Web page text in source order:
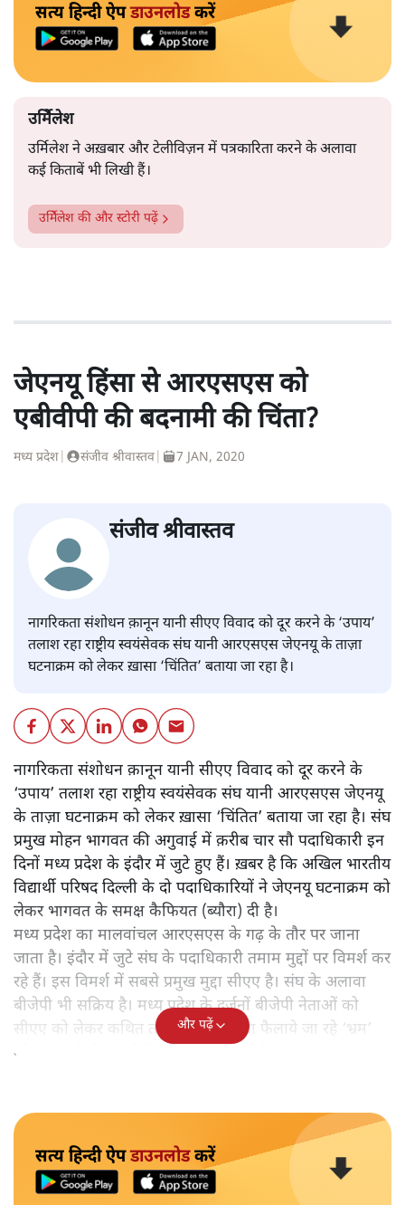
सत्य हिन्दी ऐपडाउनलोडकरें
उर्मिेलेश
उर्मिलेश ने अख़बार और टेलीविज़न में पत्रकारिता करने के अलावा
कई किताबें भी लिखी हैं।
उर्मिेलेश की और स्टोरी पढ़ें
जेएनयू हिंसा से आरएसएस को
एबीवीपी की बदनामी की चिंता?
मध्य प्रदेश संजीव श्रीवास्तव 7 JAN, 2020
संजीव श्रीवास्तव
नागरिकता संशोधन क़ानून यानी सीएए विवाद को दूर करने के ‘उपाय’
तलाश रहा राष्ट्रीय स्वयंसेवक संघ यानी आरएसएस जेएनयू के ताज़ा
घटनाक्रम को लेकर ख़ासा ‘चिंतित’ बताया जा रहा है।
नागरिकता संशोधन क़ानून यानी सीएए विवाद को दूर करने के
‘उपाय’ तलाश रहा राष्ट्रीय स्वयंसेवक संघ यानी आरएसएस जेएनयू
के ताज़ा घटनाक्रम को लेकर ख़ासा ‘चिंतित’ बताया जा रहा है। संघ
प्रमुख मोहन भागवत की अगुवाई में क़रीब चार सौ पदाधिकारी इन
दिनों मध्य प्रदेश के इंदौर में जुटे हुए हैं। ख़बर है कि अखिल भारतीय
विद्यार्थी परिषद दिल्ली के दो पदाधिकारियों ने जेएनयू घटनाक्रम को
लेकर भागवत के समक्ष कैफियत (ब्यौरा) दी है।
मध्य प्रदेश का मालवांचल आरएसएस के गढ़ के तौर पर जाना
जाता है। इंदौर में जुटे संघ के पदाधिकारी तमाम मुद्दों पर विमर्श कर
रहे हैं। इस विमर्श में सबसे प्रमुख मुद्दा सीएए है। संघ के अलावा
बीजेपी भी सक्रिय है। मध्य प्रदेश के दर्जनों बीजेपी नेताओं को
सीएए को लेकर कथित तौर पर विपक्ष द्वारा फैलाये जा रहे ‘भ्रम’
को दूर करने की महती ज़िम्मेदारी सौंपी गई है।
और पढ़ें
सत्य हिन्दी ऐपडाउनलोडकरें